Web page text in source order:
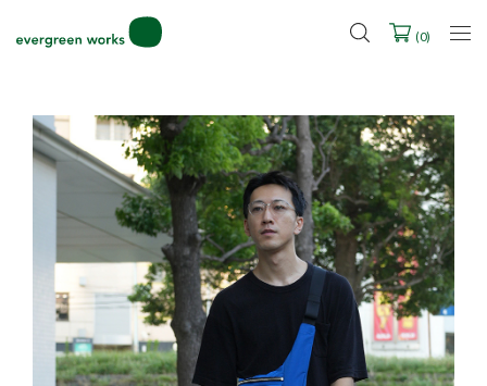
2027年ご入学用ランドセル受注会スケジュール
(0)